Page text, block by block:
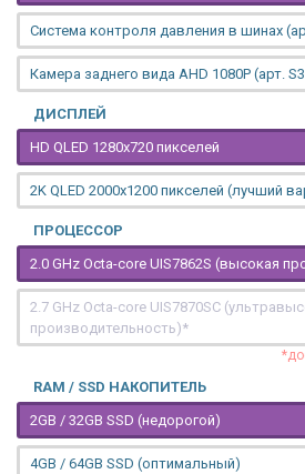
Система контроля давления в шинах
Камера заднего вида AHD 1080P (арт.
ДИСПЛЕЙ
HD QLED 1280x720 пикселей
2K QLED 2000х1200 пикселей (лучший
ПРОЦЕССОР
2.0 GHz Octa-core UIS7862S (высокая
2.7 GHz Octa-core UIS7870SC
производительность)*
RAM / SSD НАКОПИТЕЛЬ
2GB / 32GB SSD (недорогой)
4GB / 64GB SSD (оптимальный)